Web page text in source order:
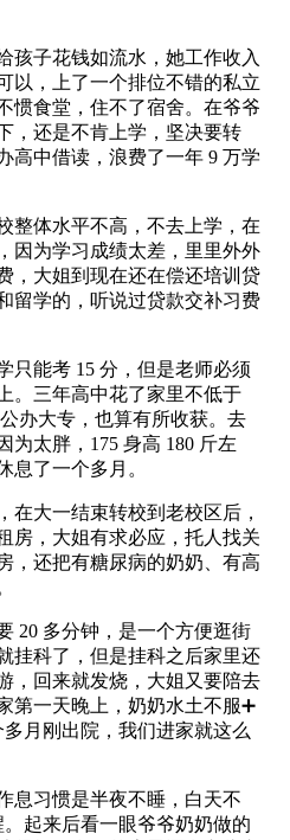
孩子花钱如流水，她工作收入
以，上了一个排位不错的私立
惯食堂，住不了宿舍。在爷爷
，还是不肯上学，坚决要转
高中借读，浪费了一年 9 万学
整体水平不高，不去上学，在
因为学习成绩太差，里里外外
，大姐到现在还在偿还培训贷
留学的，听说过贷款交补习费
只能考 15 分，但是老师必须
。三年高中花了家里不低于
办大专，也算有所收获。去
为太胖，175 身高 180 斤左
息了一个多月。
在大一结束转校到老校区后，
房，大姐有求必应，托人找关
，还把有糖尿病的奶奶、有高
20 多分钟，是一个方便逛街
挂科了，但是挂科之后家里还
，回来就发烧，大姐又要陪去
第一天晚上，奶奶水土不服➕
月刚出院，我们进家就这么
息习惯是半夜不睡，白天不
起来后看一眼爷爷奶奶做的